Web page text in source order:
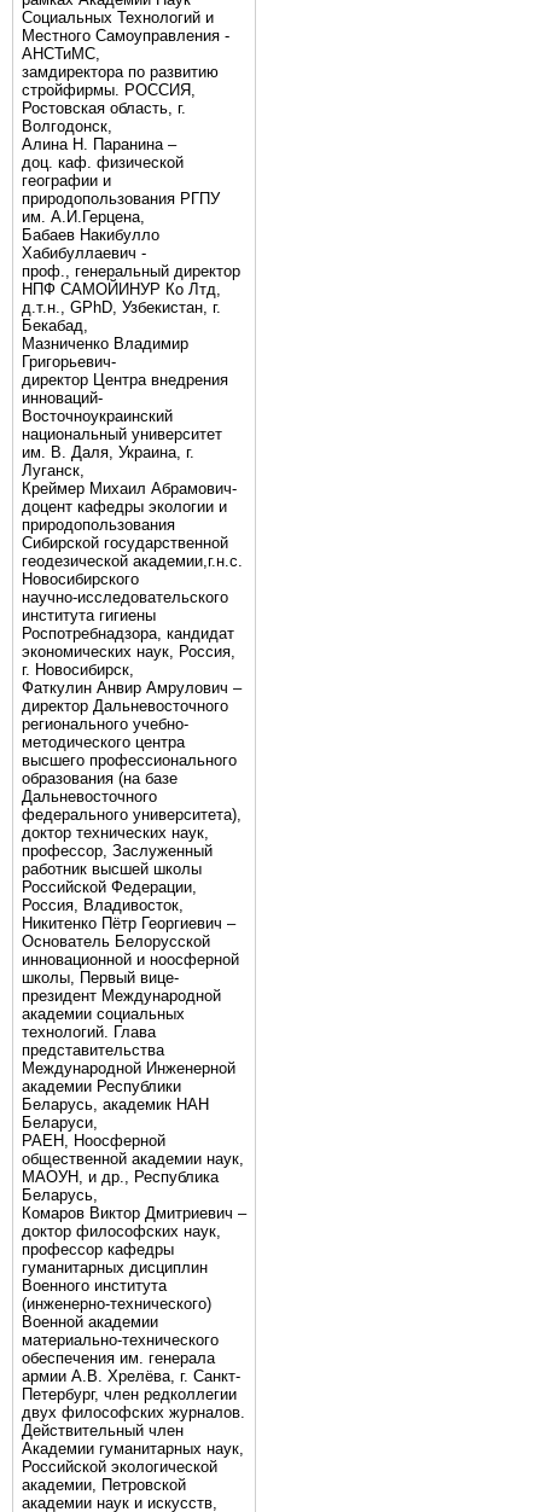
Социальных Технологий и
Местного Самоуправления -
АНСТиМС,
замдиректора по развитию
стройфирмы. РОССИЯ,
Ростовская область, г.
Волгодонск,
Алина Н. Паранина –
доц. каф. физической
географии и
природопользования РГПУ
им. А.И.Герцена,
Бабаев Накибулло
Хабибуллаевич -
проф., генеральный директор
НПФ САМОЙИНУР Ко Лтд,
д.т.н., GPhD, Узбекистан, г.
Бекабад,
Мазниченко Владимир
Григорьевич-
директор Центра внедрения
инноваций-
Восточноукраинский
национальный университет
им. В. Даля, Украина, г.
Луганск,
Креймер Михаил Абрамович-
доцент кафедры экологии и
природопользования
Сибирской государственной
геодезической академии,г.н.с.
Новосибирского
научно-исследовательского
института гигиены
Роспотребнадзора, кандидат
экономических наук, Россия,
г. Новосибирск,
Фаткулин Анвир Амрулович –
директор Дальневосточного
регионального учебно-
методического центра
высшего профессионального
образования (на базе
Дальневосточного
федерального университета),
доктор технических наук,
профессор, Заслуженный
работник высшей школы
Российской Федерации,
Россия, Владивосток,
Никитенко Пётр Георгиевич –
Основатель Белорусской
инновационной и ноосферной
школы, Первый вице-
президент Международной
академии социальных
технологий. Глава
представительства
Международной Инженерной
академии Республики
Беларусь, академик НАН
Беларуси,
РАЕН, Ноосферной
общественной академии наук,
МАОУН, и др., Республика
Беларусь,
Комаров Виктор Дмитриевич –
доктор философских наук,
профессор кафедры
гуманитарных дисциплин
Военного института
(инженерно-технического)
Военной академии
материально-технического
обеспечения им. генерала
армии А.В. Хрелёва, г. Санкт-
Петербург, член редколлегии
двух философских журналов.
Действительный член
Академии гуманитарных наук,
Российской экологической
академии, Петровской
академии наук и искусств,